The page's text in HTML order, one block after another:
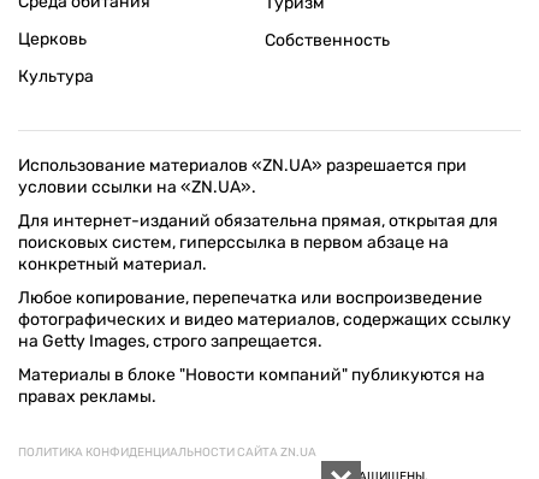
Церковь
Культура
Собственность
Использование материалов «ZN.UA» разрешается при
условии ссылки на «ZN.UA».
Для интернет-изданий обязательна прямая, открытая для
поисковых систем, гиперссылка в первом абзаце на
конкретный материал.
Любое копирование, перепечатка или воспроизведение
фотографических и видео материалов, содержащих ссылку
на Getty Images, строго запрещается.
Материалы в блоке "Новости компаний" публикуются на
правах рекламы.
ПОЛИТИКА КОНФИДЕНЦИАЛЬНОСТИ САЙТА ZN.UA